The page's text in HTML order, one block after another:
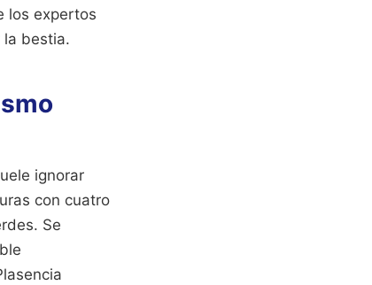
los expertos
la bestia.
ignorar
con cuatro
Se